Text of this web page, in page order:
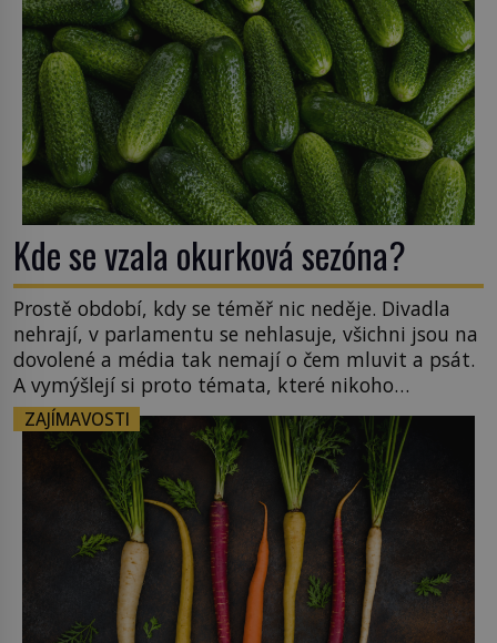
Kde se vzala okurková sezóna?
Prostě období, kdy se téměř nic neděje. Divadla
nehrají, v parlamentu se nehlasuje, všichni jsou na
dovolené a média tak nemají o čem mluvit a psát.
A vymýšlejí si proto témata, které nikoho
nezajímají. Proč je však ona letní doba spojovaná
zrovna s okurkami? Okurkovou sezónu známe už
od poloviny 19. století, ovšem jako Češi […]
ZAJÍMAVOSTI